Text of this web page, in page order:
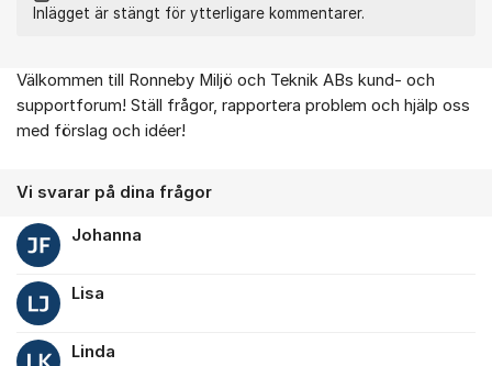
Inlägget är stängt för ytterligare kommentarer.
Om forumet
Välkommen till Ronneby Miljö och Teknik ABs kund- och
supportforum! Ställ frågor, rapportera problem och hjälp oss
med förslag och idéer!
Vi svarar på dina frågor
Johanna
Lisa
Linda